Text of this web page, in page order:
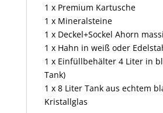
1 x Premium Kartusche
1 x Mineralsteine
1 x Deckel+Sockel Ahorn
1 x Hahn in weiß oder
1 x Einfüllbehälter 4 Liter in
Tank)
1 x 8 Liter Tank aus echtem
Kristallglas